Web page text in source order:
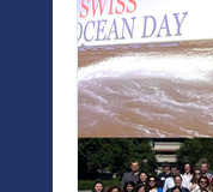
Presse